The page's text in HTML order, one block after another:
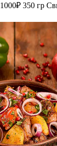
1000₽ 350 гр